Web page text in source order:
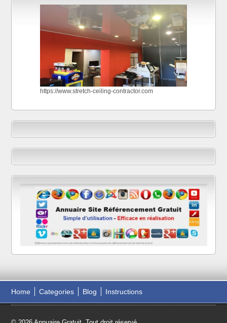
https://www.stretch-ceiling-contractor.com
Home Categories Blog Instructions